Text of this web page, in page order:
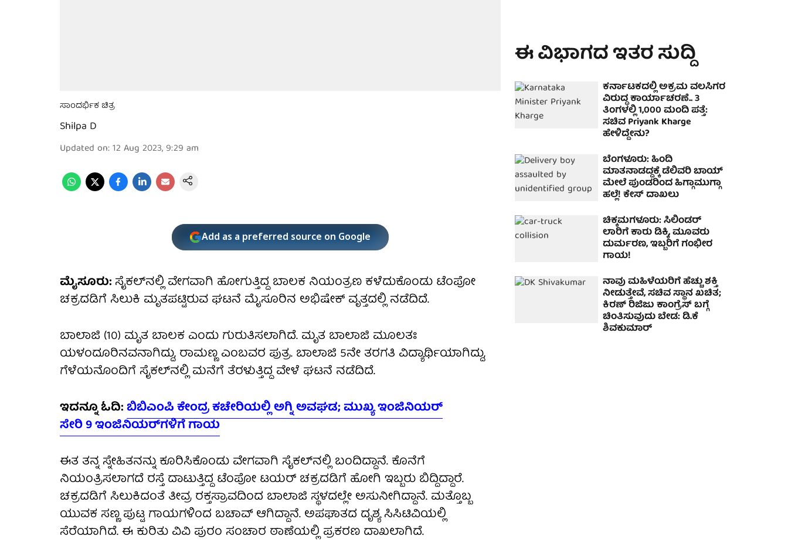
ಸಾಂದರ್ಭಿಕ ಚಿತ್ರ
Shilpa D
Updated on:12 Aug 2023, 9:29 am
Add as a preferred source on Google
ಮೈಸೂರು: ಸೈಕಲ್‌ನಲ್ಲಿ ವೇಗವಾಗಿ ಹೋಗುತ್ತಿದ್ದ ಬಾಲಕ ನಿಯಂತ್ರಣ ಕಳೆದುಕೊಂಡು ಟೆಂಪೋ
ಚಕ್ರದಡಿಗೆ ಸಿಲುಕಿ ಮೃತಪಟ್ಟಿರುವ ಘಟನೆ ಮೈಸೂರಿನ ಅಭಿಷೇಕ್ ವೃತ್ತದಲ್ಲಿ ನಡೆದಿದೆ.
ಬಾಲಾಜಿ (10) ಮೃತ ಬಾಲಕ ಎಂದು ಗುರುತಿಸಲಾಗಿದೆ. ಮೃತ ಬಾಲಾಜಿ ಮೂಲತಃ
ಯಳಂದೂರಿನವನಾಗಿದ್ದು, ರಾಮಣ್ಣ ಎಂಬವರ ಪುತ್ರ. ಬಾಲಾಜಿ 5ನೇ ತರಗತಿ ವಿದ್ಯಾರ್ಥಿಯಾಗಿದ್ದು,
ಗೆಳೆಯನೊಂದಿಗೆ ಸೈಕಲ್‌ನಲ್ಲಿ ಮನೆಗೆ ತೆರಳುತ್ತಿದ್ದ ವೇಳೆ ಘಟನೆ ನಡೆದಿದೆ.
ಇದನ್ನೂ ಓದಿ:ಬಿಬಿಎಂಪಿ ಕೇಂದ್ರ ಕಚೇರಿಯಲ್ಲಿ ಅಗ್ನಿ ಅವಘಡ; ಮುಖ್ಯ ಇಂಜಿನಿಯರ್
ಸೇರಿ 9 ಇಂಜಿನಿಯರ್‌ಗಳಿಗೆ ಗಾಯ
ಈತ ತನ್ನ ಸ್ನೇಹಿತನನ್ನು ಕೂರಿಸಿಕೊಂಡು ವೇಗವಾಗಿ ಸೈಕಲ್‌ನಲ್ಲಿ ಬಂದಿದ್ದಾನೆ. ಕೊನೆಗೆ
ನಿಯಂತ್ರಿಸಲಾಗದೆ ರಸ್ತೆ ದಾಟುತ್ತಿದ್ದ ಟೆಂಪೋ ಟಯರ್ ಚಕ್ರದಡಿಗೆ ಹೋಗಿ ಇಬ್ಬರು ಬಿದ್ದಿದ್ದಾರೆ.
ಚಕ್ರದಡಿಗೆ ಸಿಲುಕಿದಂತೆ ತೀವ್ರ ರಕ್ತಸ್ರಾವದಿಂದ ಬಾಲಾಜಿ ಸ್ಥಳದಲ್ಲೇ ಅಸುನೀಗಿದ್ದಾನೆ. ಮತ್ತೊಬ್ಬ
ಯುವಕ ಸಣ್ಣ ಪುಟ್ಟ ಗಾಯಗಳಿಂದ ಬಚಾವ್ ಆಗಿದ್ದಾನೆ. ಅಪಘಾತದ ದೃಶ್ಯ ಸಿಸಿಟಿವಿಯಲ್ಲಿ
ಸೆರೆಯಾಗಿದೆ. ಈ ಕುರಿತು ವಿವಿ ಪುರಂ ಸಂಚಾರ ಠಾಣೆಯಲ್ಲಿ ಪ್ರಕರಣ ದಾಖಲಾಗಿದೆ.
ಈ ವಿಭಾಗದ ಇತರ ಸುದ್ದಿ
ಕರ್ನಾಟಕದಲ್ಲಿ ಅಕ್ರಮ ವಲಸಿಗರ
ವಿರುದ್ಧ ಕಾರ್ಯಾಚರಣೆ.. 3
ತಿಂಗಳಲ್ಲಿ 1,000 ಮಂದಿ ಪತ್ತೆ:
ಸಚಿವ Priyank Kharge
ಹೇಳಿದ್ದೇನು?
ಬೆಂಗಳೂರು: ಹಿಂದಿ
ಮಾತನಾಡದ್ದಕ್ಕೆ ಡೆಲಿವರಿ ಬಾಯ್
ಮೇಲೆ ಪುಂಡರಿಂದ ಹಿಗ್ಗಾಮುಗ್ಗಾ
ಹಲ್ಲೆ! ಕೇಸ್ ದಾಖಲು
ಚಿಕ್ಕಮಗಳೂರು: ಸಿಲಿಂಡರ್
ಲಾರಿಗೆ ಕಾರು ಡಿಕ್ಕಿ, ಮೂವರು
ದುರ್ಮರಣ, ಇಬ್ಬರಿಗೆ ಗಂಭೀರ
ಗಾಯ!
ನಾವು ಮಹಿಳೆಯರಿಗೆ ಹೆಚ್ಚು ಶಕ್ತಿ
ನೀಡುತ್ತೇವೆ, ಸಚಿವ ಸ್ಥಾನ ಖಚಿತ;
ಕಿರಣ್ ರಿಜಿಜು ಕಾಂಗ್ರೆಸ್ ಬಗ್ಗೆ
ಚಿಂತಿಸುವುದು ಬೇಡ: ಡಿ.ಕೆ
ಶಿವಕುಮಾರ್